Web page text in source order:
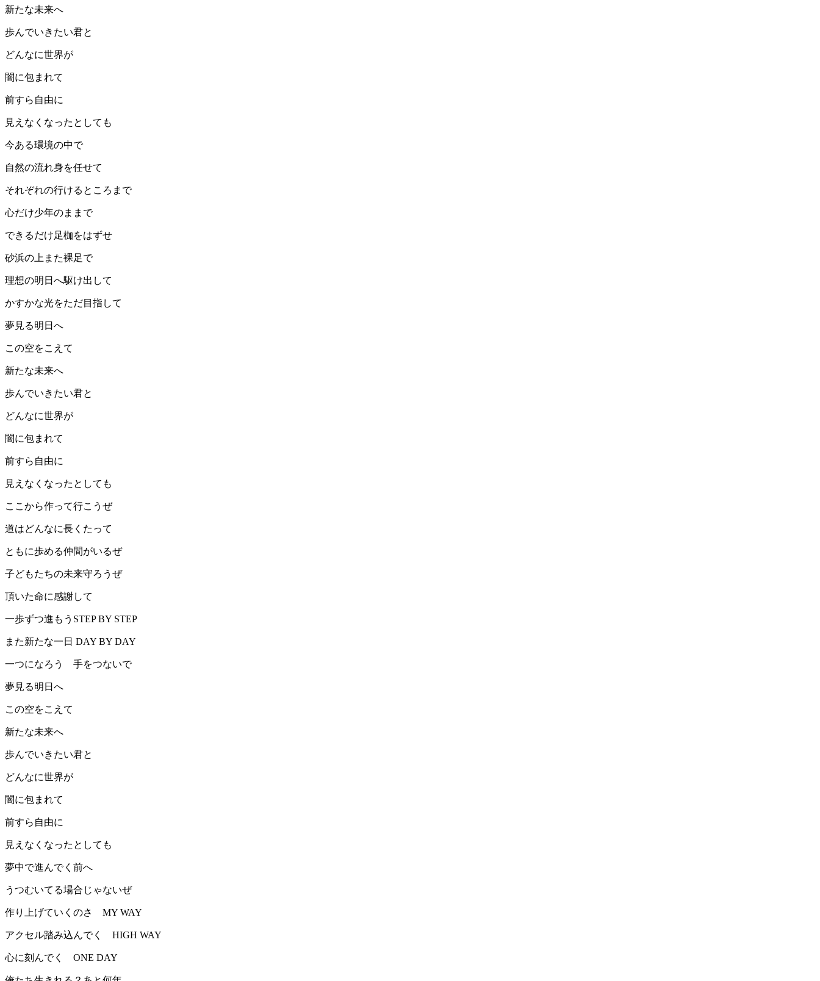
新たな未来へ
歩んでいきたい君と
どんなに世界が
闇に包まれて
前すら自由に
見えなくなったとしても
今ある環境の中で
自然の流れ身を任せて
それぞれの行けるところまで
心だけ少年のままで
できるだけ足枷をはずせ
砂浜の上また裸足で
理想の明日へ駆け出して
かすかな光をただ目指して
夢見る明日へ
この空をこえて
新たな未来へ
歩んでいきたい君と
どんなに世界が
闇に包まれて
前すら自由に
見えなくなったとしても
ここから作って行こうぜ
道はどんなに長くたって
ともに歩める仲間がいるぜ
子どもたちの未来守ろうぜ
頂いた命に感謝して
一歩ずつ進もうSTEP BY STEP
また新たな一日 DAY BY DAY
一つになろう 手をつないで
夢見る明日へ
この空をこえて
新たな未来へ
歩んでいきたい君と
どんなに世界が
闇に包まれて
前すら自由に
見えなくなったとしても
夢中で進んでく前へ
うつむいてる場合じゃないぜ
作り上げていくのさ MY WAY
アクセル踏み込んでく HIGH WAY
心に刻んでく ONE DAY